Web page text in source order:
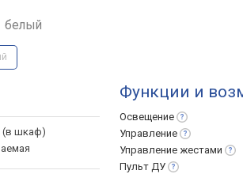
белый
(в шкаф)
Функции и
Освещение
Управление
Управление жестами
Пульт ДУ